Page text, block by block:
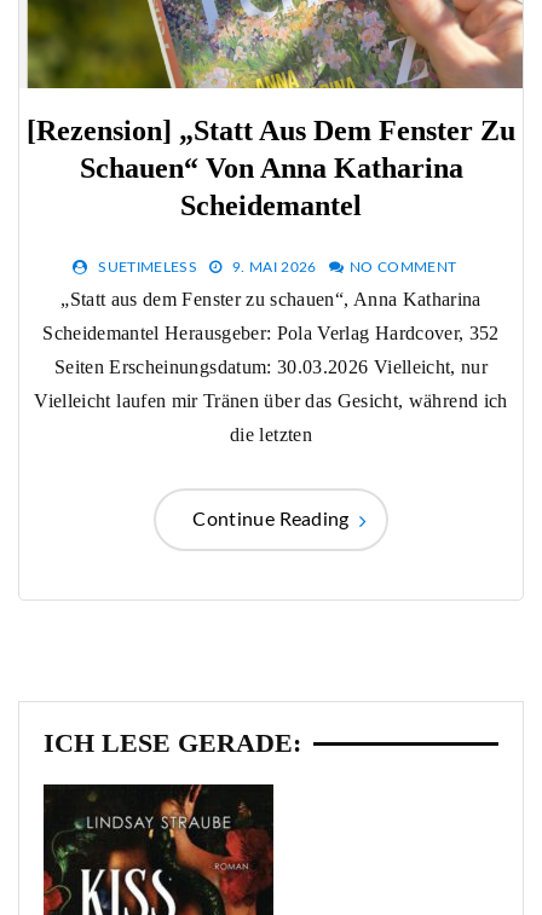
[Rezension] „Statt Aus Dem Fenster Zu
Schauen“ Von Anna Katharina
Scheidemantel
SUETIMELESS 9. MAI 2026 NO COMMENT
„Statt aus dem Fenster zu schauen“, Anna Katharina
Scheidemantel Herausgeber: Pola Verlag Hardcover, 352
Seiten Erscheinungsdatum: 30.03.2026 Vielleicht, nur
Vielleicht laufen mir Tränen über das Gesicht, während ich
die letzten
Continue Reading
ICH LESE GERADE: